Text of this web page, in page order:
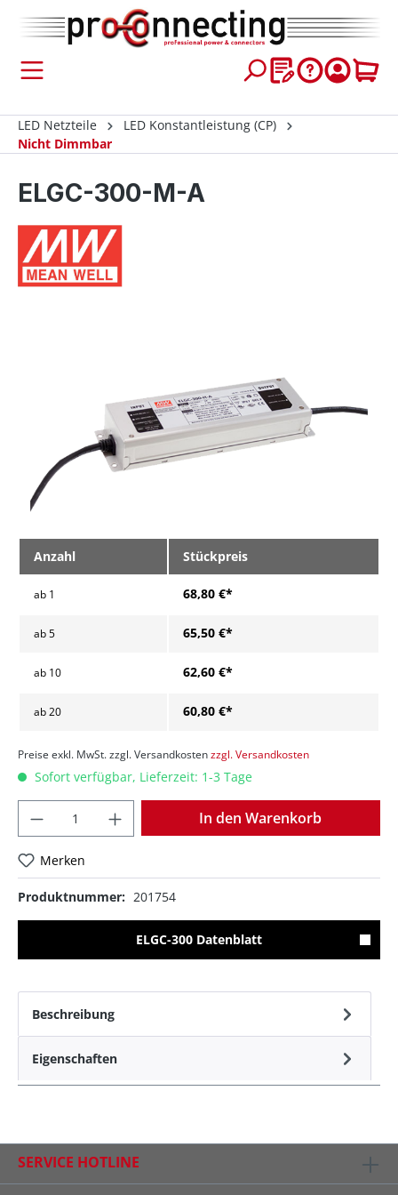
springen
LED Netzteile
LED Konstantleistung (CP)
Nicht Dimmbar
ELGC-300-M-A
Anzahl Stückpreis
ab 1 68,80 €*
ab5 65,50 €*
ab 10 62,60 €*
ab20 60,80 €*
Preise exkl. MwSt. zzgl. Versandkostenzzgl. Versandkosten
Sofort verfügbar, Lieferzeit: 1-3 Tage
In den Warenkorb
Merken
Produktnummer: 201754
ELGC-300 Datenblatt
Beschreibung
Eigenschaften
SERVICE HOTLINE